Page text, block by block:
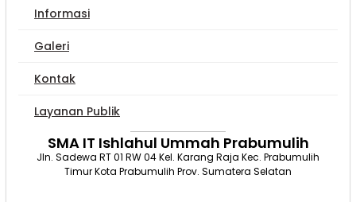
Informasi
Galeri
Kontak
Layanan Publik
SMA IT Ishlahul Ummah Prabumulih
Jln. Sadewa RT 01 RW 04 Kel. Karang Raja Kec. Prabumulih
Timur Kota Prabumulih Prov. Sumatera Selatan